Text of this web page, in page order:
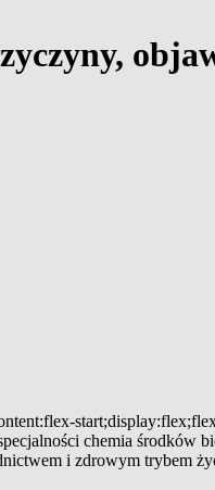
chemia
i zdrowym trybem